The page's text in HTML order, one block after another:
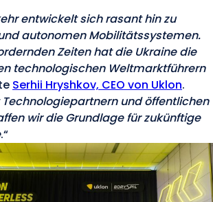
entwickelt sich rasant hin zu
autonomen Mobilitätssystemen.
Zeiten hat die Ukraine die
technologischen Weltmarktführern
Serhii Hryshkov, CEO von Uklon.
und öffentlichen
wir die Grundlage für zukünftige
.“